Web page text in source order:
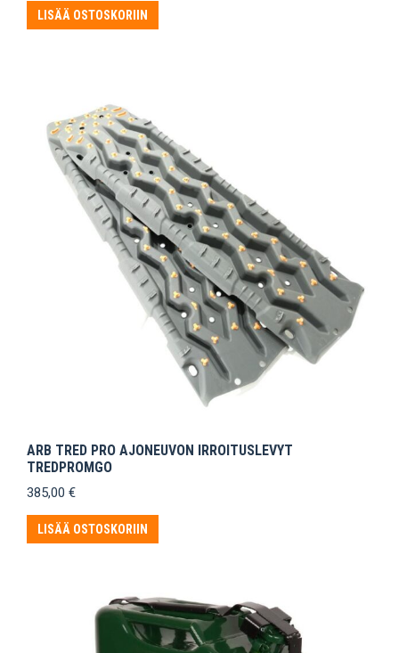
LISÄÄ OSTOSKORIIN
ARB TRED PRO AJONEUVON IRROITUSLEVYT
TREDPROMGO
385,00 €
LISÄÄ OSTOSKORIIN